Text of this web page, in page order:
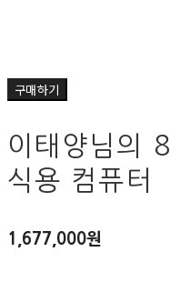
구매하기
이태양님의
식용 컴퓨터
1,677,000원